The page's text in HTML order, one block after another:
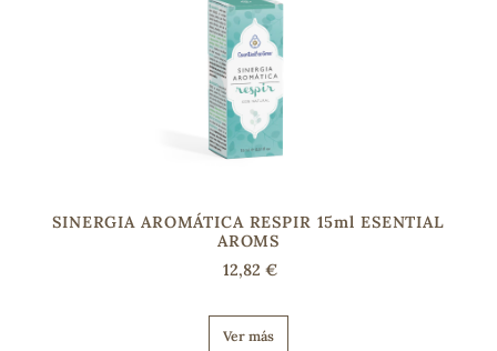
SINERGIA AROMÁTICA RESPIR 15ml ESENTIAL
AROMS
12,82 €
Ver más